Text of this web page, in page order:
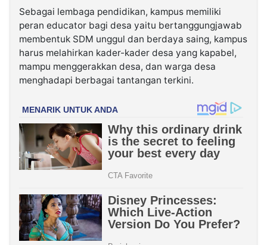
Sebagai lembaga pendidikan, kampus memiliki
peran educator bagi desa yaitu bertanggungjawab
membentuk SDM unggul dan berdaya saing, kampus
harus melahirkan kader-kader desa yang kapabel,
mampu menggerakkan desa, dan warga desa
menghadapi berbagai tantangan terkini.